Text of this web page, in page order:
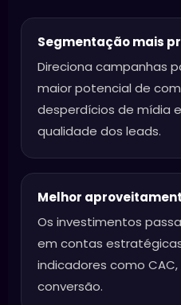
Segmentação mais
Direciona campanhas
maior potencial de
desperdícios de mídia
qualidade dos leads.
Melhor
Os investimentos
em contas
indicadores como CAC,
conversão.